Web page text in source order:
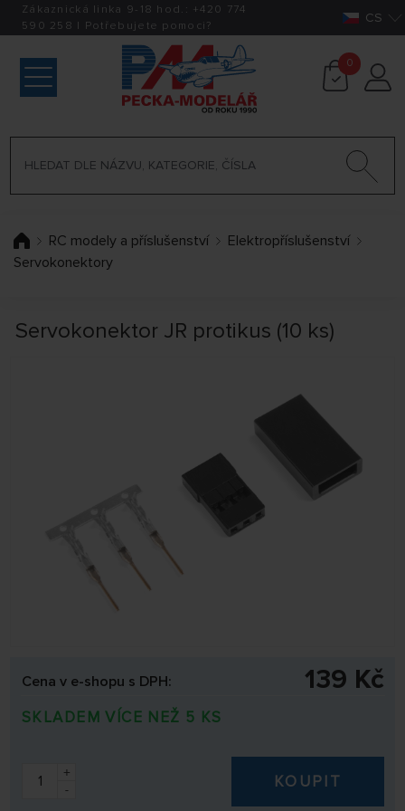
Zákaznická linka 9-18 hod.: +420 774
590 258 | Potřebujete pomoci? CS
0
RC modely a příslušenství
Elektropříslušenství
Servokonektory
Servokonektor JR protikus (10 ks)
Cena v e-shopu s DPH: 139 Kč
SKLADEM VÍCE NEŽ 5 KS
+
-
KOUPIT